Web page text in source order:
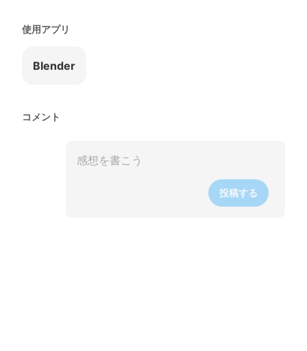
使用アプリ
Blender
コメント
投稿する